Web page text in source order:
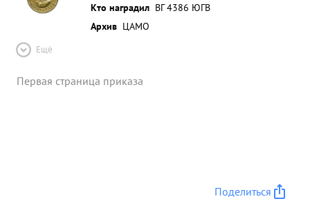
Кто наградил ВГ 4386 ЮГВ
Архив ЦАМО
Ещё
Первая страница приказа
Поделиться